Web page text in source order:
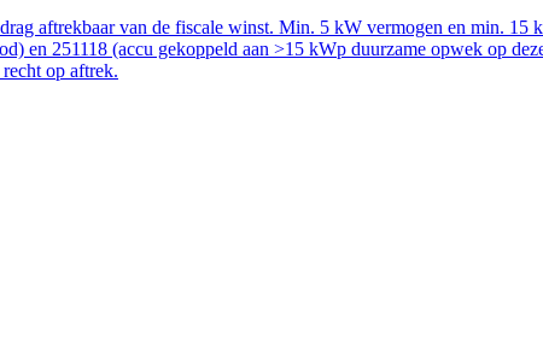
aftrekbaar van de fiscale winst. Min. 5 kW vermogen en min.
en 251118 (accu gekoppeld aan >15 kWp duurzame opwek op
op aftrek.